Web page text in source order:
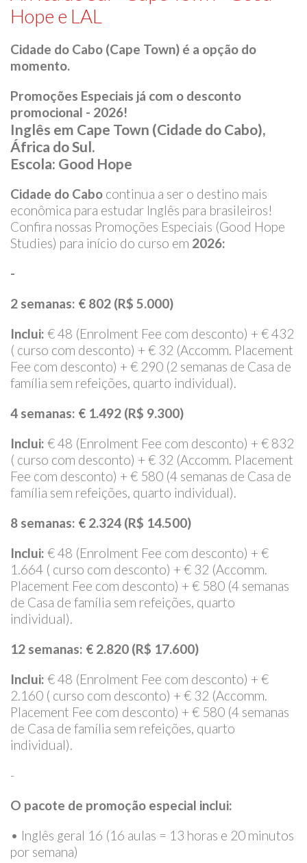
Hope e LAL
Cidade do Cabo (Cape Town) é a opção do
momento.
Promoções Especiais já com o desconto
promocional - 2026!
Inglês em Cape Town (Cidade do Cabo),
África do Sul.
Escola: Good Hope
Cidade do Cabo continua a ser o destino mais
econômica para estudar Inglês para brasileiros!
Confira nossas Promoções Especiais (Good Hope
Studies) para início do curso em 2026:
-
2 semanas: € 802 (R$ 5.000)
Inclui: € 48 (Enrolment Fee com desconto) + € 432
( curso com desconto) + € 32 (Accomm. Placement
Fee com desconto) + € 290 (2 semanas de Casa de
família sem refeições, quarto individual).
4 semanas: € 1.492 (R$ 9.300)
Inclui: € 48 (Enrolment Fee com desconto) + € 832
( curso com desconto) + € 32 (Accomm. Placement
Fee com desconto) + € 580 (4 semanas de Casa de
família sem refeições, quarto individual).
8 semanas: € 2.324 (R$ 14.500)
Inclui: € 48 (Enrolment Fee com desconto) + €
1.664 ( curso com desconto) + € 32 (Accomm.
Placement Fee com desconto) + € 580 (4 semanas
de Casa de família sem refeições, quarto
individual).
12 semanas: € 2.820 (R$ 17.600)
Inclui: € 48 (Enrolment Fee com desconto) + €
2.160 ( curso com desconto) + € 32 (Accomm.
Placement Fee com desconto) + € 580 (4 semanas
de Casa de família sem refeições, quarto
individual).
-
O pacote de promoção especial inclui:
• Inglês geral 16 (16 aulas = 13 horas e 20 minutos
por semana)